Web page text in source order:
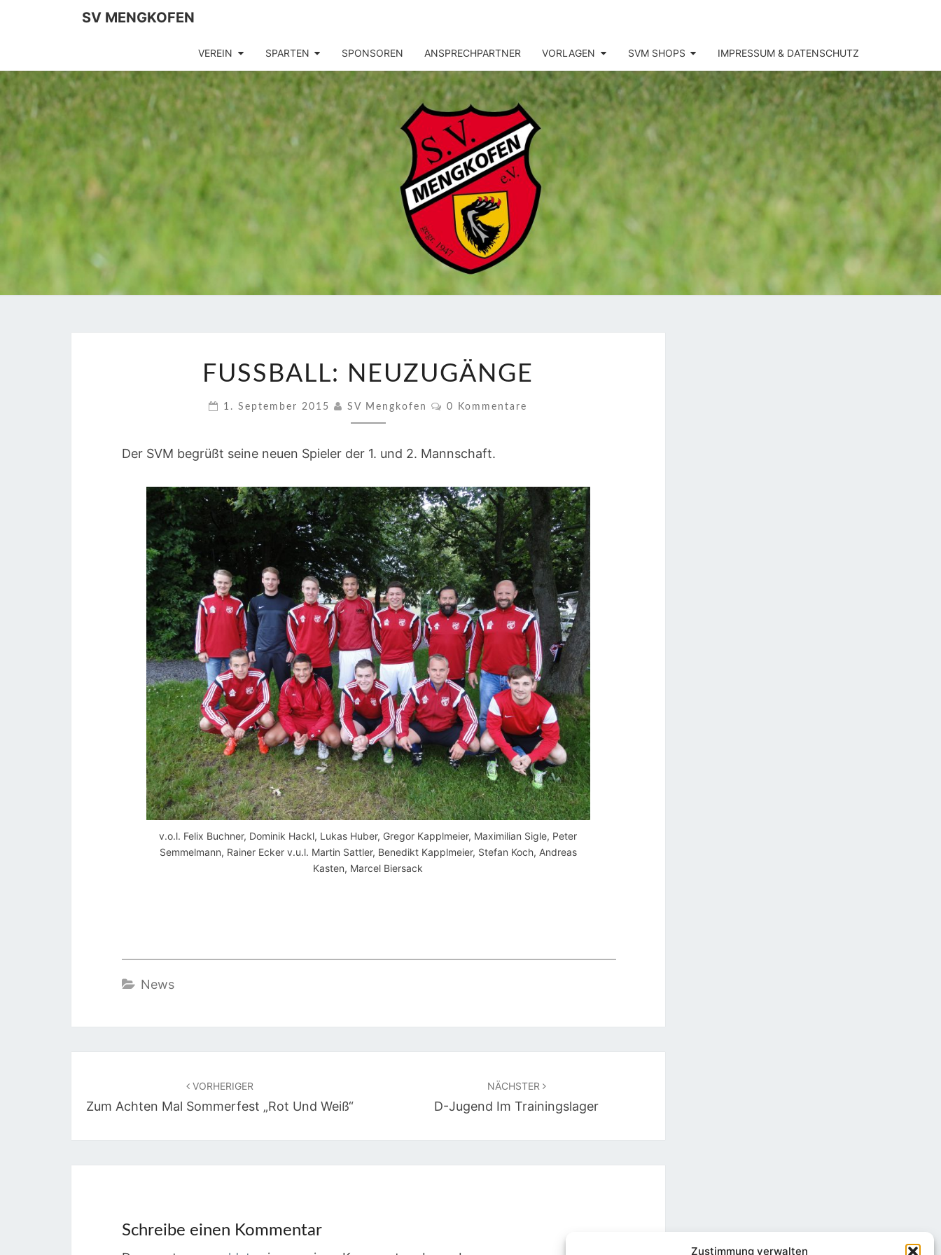
Zustimmung verwalten
SV MENGKOFEN
VEREIN SPARTEN SPONSOREN ANSPRECHPARTNER VORLAGEN SVM SHOPS IMPRESSUM & DATENSCHUTZ
SV
MENGKOFEN
EUZUGÄNGE
FUSSBALL: NEUZUGÄNGE
1. September 2015 SV Mengkofen Kommentare
0 Kommentare
Der SVM begrüßt seine neuen Spieler der 1. und 2. Mannschaft.
v.o.l. Felix Buchner, Dominik Hackl, Lukas Huber, Gregor Kapplmeier, Maximilian Sigle, Peter
Semmelmann, Rainer Ecker v.u.l. Martin Sattler, Benedikt Kapplmeier, Stefan Koch, Andreas
Kasten, Marcel Biersack
News
VORHERIGER
Zum Achten Mal Sommerfest „Rot Und Weiß“
NÄCHSTER
D-Jugend Im Trainingslager
Schreibe einen Kommentar